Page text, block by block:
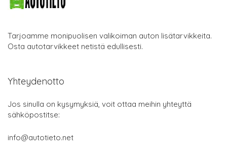
Tarjoamme monipuolisen valikoiman auton lisätarvikkeita.
Osta autotarvikkeet netistä edullisesti.
Yhteydenotto
Jos sinulla on kysymyksiä, voit ottaa meihin yhteyttä
sähköpostitse:
info@autotieto.net